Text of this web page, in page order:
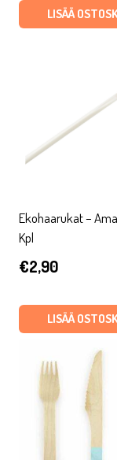
oli:
LISÄÄ
Ekohaarukat –
Kpl
€2,90
LISÄÄ